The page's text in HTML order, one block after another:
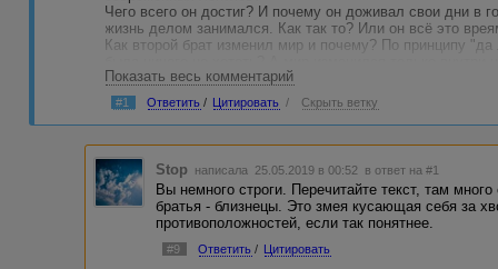
Чего всего он достиг? И почему он доживал свои дни в
жизнь делом занимался. Как так то? Или он всё это
Как второй брат изменил мир и почему? По принципу
последние стремления?
В чём мораль? Она настолько сильна, что работа
Где объективные доводы? Где логика?
Это рассказ, а не притча
Показать весь комментарий
#1 Ответить / Цитировать / Скрыть ветку
Stop написала 25.05.2019 в 00:52 в ответ на #1
Вы немного строги. Перечитайте текст, там
братья - близнецы. Это змея кусающая себя за
противоположностей, если так понятнее.
#9 Ответить / Цитировать